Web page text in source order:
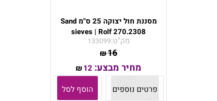
מסננת חול יצוקה 25 ס"מ Sand
sieves | Rolf 270.2308
מק"ט:133099
₪16
מחיר מבצע: ₪12
פרטים נוספים
הוסף לסל